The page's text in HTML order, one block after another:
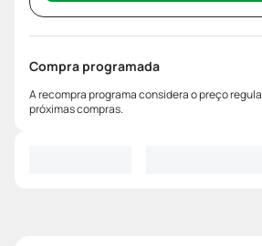
Compra programada
A recompra programa considera o preço
próximas compras.